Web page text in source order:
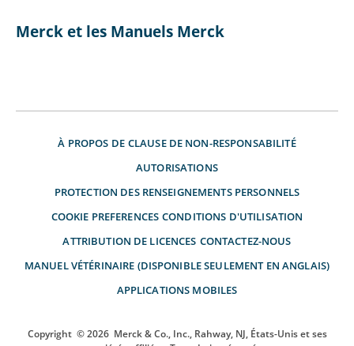
Merck et les Manuels Merck
À PROPOS DE CLAUSE DE NON-RESPONSABILITÉ
AUTORISATIONS
PROTECTION DES RENSEIGNEMENTS PERSONNELS
COOKIE PREFERENCES CONDITIONS D'UTILISATION
ATTRIBUTION DE LICENCES CONTACTEZ-NOUS
MANUEL VÉTÉRINAIRE (DISPONIBLE SEULEMENT EN ANGLAIS)
APPLICATIONS MOBILES
Copyright © 2026 Merck & Co., Inc., Rahway, NJ, États-Unis et ses